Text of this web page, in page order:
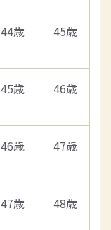
44歳 45歳
45歳 46歳
46歳 47歳
47歳 48歳